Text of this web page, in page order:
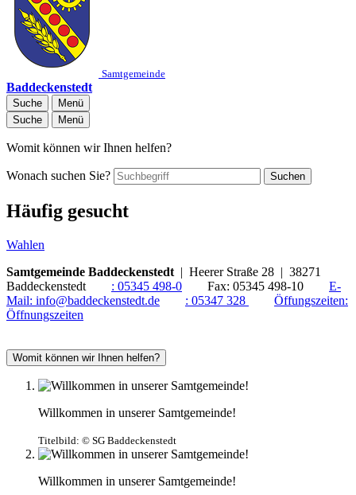
Samtgemeinde
Baddeckenstedt
Suche
Menü
Suche
Menü
Womit können wir Ihnen helfen?
Wonach suchen Sie? Suchen
Häufig gesucht
Wahlen
Samtgemeinde Baddeckenstedt | Heerer Straße 28 | 38271
Baddeckenstedt : 05345 498-0 Fax: 05345 498-10
E-
Mail: info@baddeckenstedt.de : 05347 328
Öffungszeiten:
Öffnungszeiten
Womit können wir Ihnen helfen?
Willkommen in unserer Samtgemeinde!
Titelbild: © SG Baddeckenstedt
Willkommen in unserer Samtgemeinde!